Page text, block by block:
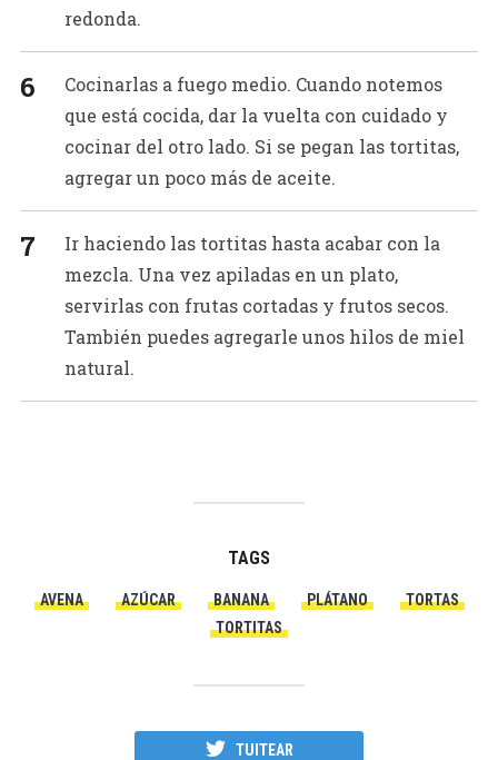
redonda.
Cocinarlas a fuego medio. Cuando notemos
que está cocida, dar la vuelta con cuidado y
cocinar del otro lado. Si se pegan las tortitas,
agregar un poco más de aceite.
Ir haciendo las tortitas hasta acabar con la
mezcla. Una vez apiladas en un plato,
servirlas con frutas cortadas y frutos secos.
También puedes agregarle unos hilos de miel
natural.
TAGS
AVENA AZÚCAR BANANA PLÁTANO
TORTAS
TORTITAS
TUITEAR